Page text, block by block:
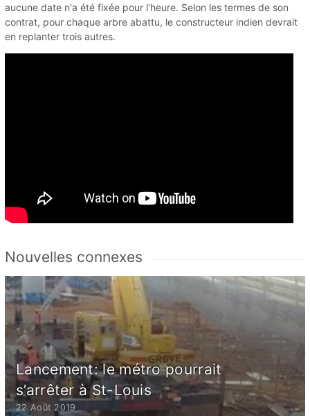
aucune date n'a été fixée pour l'heure. Selon les termes de son
contrat, pour chaque arbre abattu, le constructeur indien devrait
en replanter trois autres.
Nouvelles connexes
Lancement: le métro pourrait
s’arrêter à St-Louis
22 Août 2019